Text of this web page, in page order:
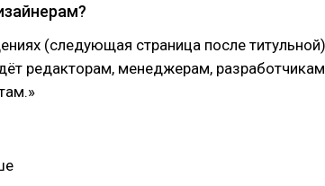
(следующая страница после титульной)
редакторам, менеджерам, разработчикам